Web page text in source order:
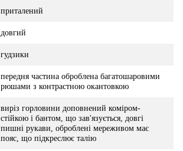
приталений
довгий
гудзики
передня частина оброблена багатошаровими
рюшами з контрастною окантовкою
виріз горловини доповнений коміром-
стійкою і бантом, що зав'язується, довгі
пишні рукави, оброблені мереживом має
пояс, що підкреслює талію